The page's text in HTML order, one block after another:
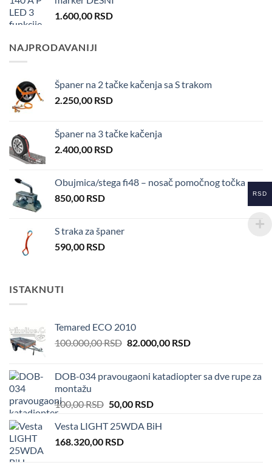
1.600,00 RSD
NAJPRODAVANIJI
Španer na 2 tačke kačenja sa S trakom
2.250,00 RSD
Španer na 3 tačke kačenja
2.400,00 RSD
Obujmica/stega fi48 – nosač pomočnog točka
850,00 RSD
S traka za španer
590,00 RSD
ISTAKNUTI
Temared ECO 2010
100.000,00RSD Original
100.000,00 RSD.
82.000,00 RSDCurrent
82.000,00 RSD.
DOB-034 pravougaoni katadiopter sa dve rupe za
montažu
100,00RSD Original
was:
100,00 RSD.
50,00 RSDCurrent
is:
Vesta LIGHT 25WDA BiH
168.320,00 RSD
RSD